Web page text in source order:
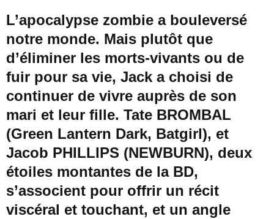
L’apocalypse zombie a bouleversé
notre monde. Mais plutôt que
d’éliminer les morts-vivants ou de
fuir pour sa vie, Jack a choisi de
continuer de vivre auprès de son
mari et leur fille. Tate BROMBAL
(Green Lantern Dark, Batgirl), et
Jacob PHILLIPS (NEWBURN), deux
étoiles montantes de la BD,
s’associent pour offrir un récit
viscéral et touchant, et un angle